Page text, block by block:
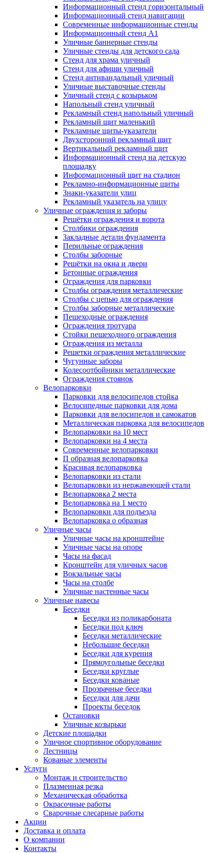
Информационный стенд горизонтальный
Информационный стенд навигации
Современные информационные стенды
Информационный стенд А1
Уличные баннерные стенды
Уличные стенды для детского сада
Стенд для храма уличный
Стенд для афиши уличный
Стенд антивандальный уличный
Уличные выставочные стенды
Уличный стенд с козырьком
Напольный стенд уличный
Рекламный стенд напольный уличный
Рекламный щит маленький
Рекламные щиты-указатели
Двухсторонний рекламный щит
Вертикальный рекламный щит
Информационный стенд на детскую
площадку
Информационный щит на стадион
Рекламно-информационные щиты
Знаки-указатели улиц
Рекламный указатель на улицу
Уличные ограждения и заборы
Решётки ограждения и ворота
Столбики ограждения
Закладные детали фундамента
Перильные ограждения
Столбы заборные
Решётки на окна и двери
Бетонные ограждения
Ограждения для парковки
Столбы ограждения металлические
Столбы с цепью для ограждения
Столбы заборные металлические
Пешеходные ограждения
Ограждения тротуара
Стойки пешеходного ограждения
Ограждения из металла
Решетки ограждения металлические
Чугунные заборы
Колесоотбойники металлические
Ограждения стоянок
Велопарковки
Парковки для велосипедов стойка
Велосипедные парковки для дома
Парковки для велосипедов и самокатов
Металлическая парковка для велосипедов
Велопарковки на 10 мест
Велопарковки на 4 места
Современные велопарковки
П образная велопарковка
Красивая велопарковка
Велопарковки из стали
Велопарковки из нержавеющей стали
Велопарковка 2 места
Велопарковка на 1 место
Велопарковки для подъезда
Велопарковка о образная
Уличные часы
Уличные часы на кронштейне
Уличные часы на опоре
Часы на фасад
Кронштейн для уличных часов
Вокзальные часы
Часы на столбе
Уличные настенные часы
Уличные навесы
Беседки
Беседки из поликарбоната
Беседки под ключ
Беседки металлические
Небольшие беседки
Беседки для курения
Прямоугольные беседки
Беседки круглые
Беседки кованые
Прозрачные беседки
Беседки для дачи
Проекты беседок
Остановки
Уличные козырьки
Детские площадки
Уличное спортивное оборудование
Лестницы
Кованые элементы
Услуги
Монтаж и строительство
Плазменная резка
Механическая обработка
Окрасочные работы
Сварочные слесарные работы
Акции
Доставка и оплата
О компании
Контакты